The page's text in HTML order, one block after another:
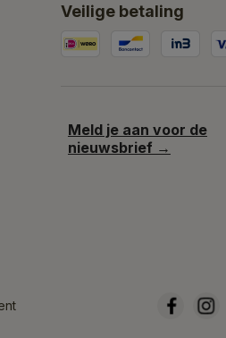
Veilige betaling
Meld je aan voor de
nieuwsbrief →